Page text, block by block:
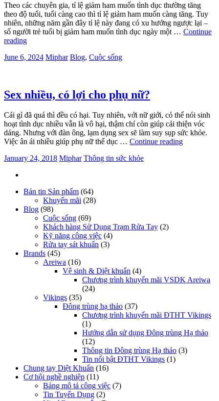
Theo các chuyên gia, tỉ lệ giảm ham muốn tình dục thường tăng
theo độ tuổi, tuổi càng cao thì tỉ lệ giảm ham muốn càng tăng. Tuy
nhiên, những năm gần đây tỉ lệ này đang có xu hướng ngược lại –
số người trẻ tuổi bị giảm ham muốn tình dục ngày một … Continue
reading
June 6, 2024 Miphar Blog, Cuộc sống
Sex nhiều, có lợi cho phụ nữ?
Cái gì đã quá thì đều có hại. Tuy nhiên, với nữ giới, có thể nói sinh
hoạt tình dục nhiều vẫn là vô hại, thậm chí còn giúp cải thiện vóc
dáng. Nhưng với đàn ông, lạm dụng sex sẽ làm suy sụp sức khỏe.
Việc ân ái nhiều giúp phụ nữ thể dục … Continue reading
January 24, 2018 Miphar Thông tin sức khỏe
Bản tin Sản phẩm (64)
Khuyến mãi (28)
Blog (98)
Cuộc sống (69)
Khách hàng Sử Dụng Trạm Rửa Tay (2)
Kỹ năng công việc (4)
Rửa tay sát khuẩn (3)
Brands (45)
Areiwa (16)
Vệ sinh & Diệt khuẩn (4)
Chương trình khuyến mãi VSDK Areiwa
(24)
Vikings (35)
Đông trùng hạ thảo (37)
Chương trình khuyến mãi ĐTHT Vikings
(1)
Hướng dẫn sử dụng Đông trùng Hạ thảo
(12)
Thông tin Đông trùng Hạ thảo (3)
Tin nổi bật ĐTHT Vikings (1)
Chung tay Diệt Khuẩn (16)
Cơ hội nghề nghiệp (11)
Bảng mô tả công việc (7)
Tin Tuyển Dụng (2)